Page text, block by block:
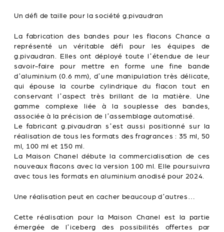
Un défi de taille pour la société g.pivaudran
La fabrication des bandes pour les flacons Chance a
représenté un véritable défi pour les équipes de
g.pivaudran. Elles ont déployé toute l’étendue de leur
savoir-faire pour mettre en forme une fine bande
d’aluminium (0.6 mm), d’une manipulation très délicate,
qui épouse la courbe cylindrique du flacon tout en
conservant l’aspect très brillant de la matière. Une
gamme complexe liée à la souplesse des bandes,
associée à la précision de l’assemblage automatisé.
Le fabricant g.pivaudran s’est aussi positionné sur la
réalisation de tous les formats des fragrances : 35 ml, 50
ml, 100 ml et 150 ml.
La Maison Chanel débute la commercialisation de ces
nouveaux flacons avec la version 100 ml. Elle poursuivra
avec tous les formats en aluminium anodisé pour 2024.
Une réalisation peut en cacher beaucoup d’autres…
Cette réalisation pour la Maison Chanel est la partie
émergée de l’iceberg des possibilités offertes par